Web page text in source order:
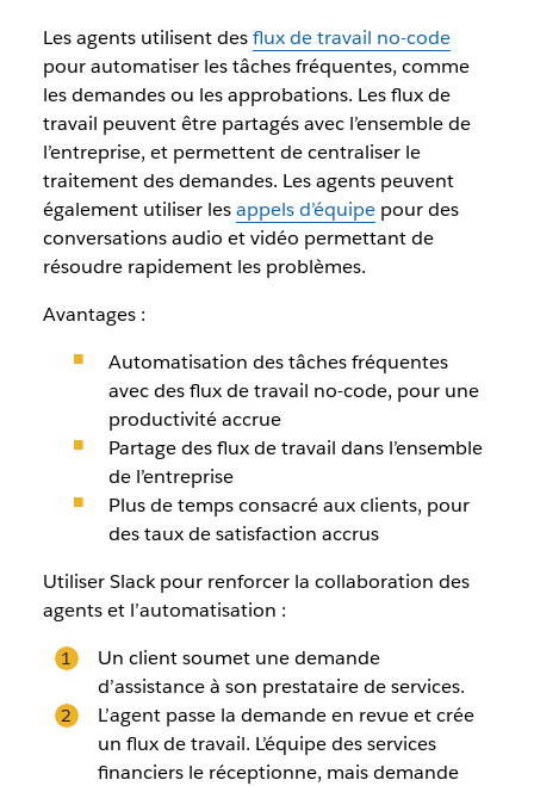
Les agents utilisent desflux de travail no-code
pour automatiser les tâches fréquentes, comme
les demandes ou les approbations. Les flux de
travail peuvent être partagés avec l’ensemble de
l’entreprise, et permettent de centraliser le
traitement des demandes. Les agents peuvent
également utiliser lesappels d’équipepour des
conversations audio et vidéo permettant de
résoudre rapidement les problèmes.
Avantages :
Automatisation des tâches fréquentes
avec des flux de travail no-code, pour une
productivité accrue
Partage des flux de travail dans l’ensemble
de l’entreprise
Plus de temps consacré aux clients, pour
des taux de satisfaction accrus
Utiliser Slack pour renforcer la collaboration des
agents et l’automatisation :
Un client soumet une demande
d’assistance à son prestataire de services.
L’agent passe la demande en revue et crée
un flux de travail. L’équipe des services
financiers le réceptionne, mais demande